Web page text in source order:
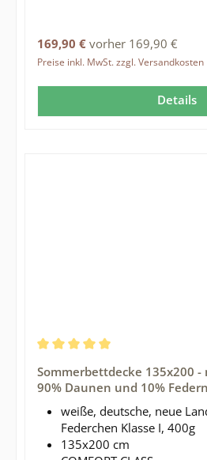
Regulärer Preis:
169,90 € vorher 169,90 €
Preise inkl. MwSt. zzgl. Versandkosten
Details
Sommerbettdecke 135x200
90% Daunen und 10%
weiße, deutsche, neue
Federchen Klasse I, 400g
135x200 cm